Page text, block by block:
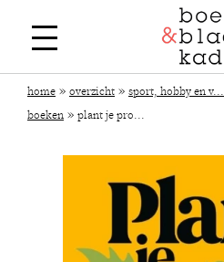
home » overzicht » sport, hobby en v...
boeken » plant je pro...